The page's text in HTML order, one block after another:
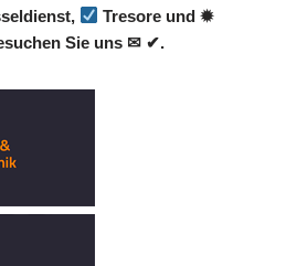
Tresore und ✹
Sie uns ✉ ✔.